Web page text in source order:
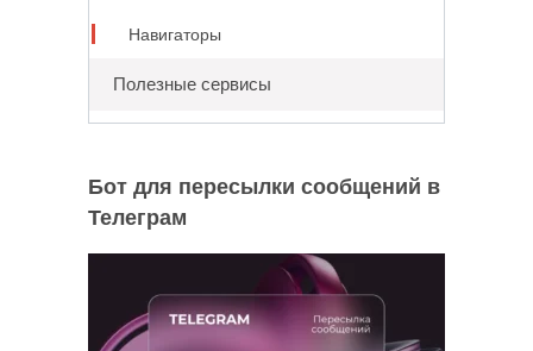
Навигаторы
Полезные сервисы
Бот для пересылки сообщений в
Телеграм